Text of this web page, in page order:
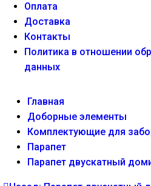
Оплата
Доставка
Контакты
Политика в отношении
данных
Главная
Доборные элементы
Комплектующие для
Парапет
Парапет двускатный